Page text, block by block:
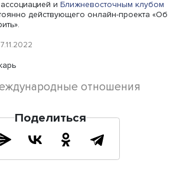
событие в геополитическом
ОБСЕ в Европе сыграло
ситуации в мире. Сейчас речь
игрока, это очень крупный проект, и
упустить приоритета», — подытожил
Института Китая и
о возможном вступлении в
По мнению профессора Бакланова,
организации предпочтительно